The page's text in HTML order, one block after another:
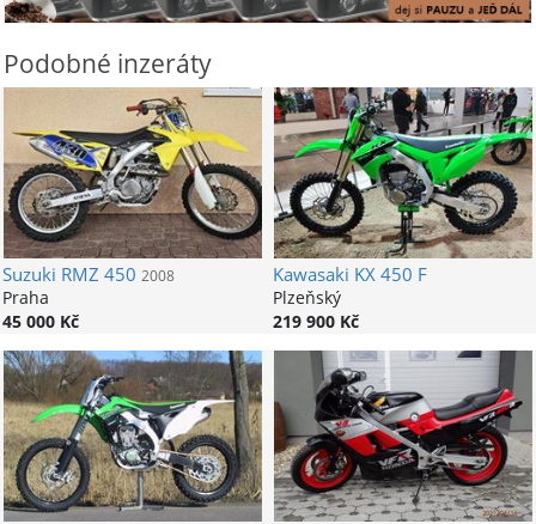
Podobné inzeráty
Suzuki RMZ 450 2008
Praha
45 000 Kč
Kawasaki KX 450 F
Plzeňský
219 900 Kč